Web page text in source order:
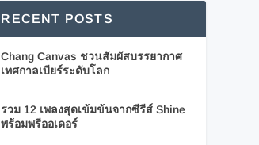
RECENT POSTS
Chang Canvas ชวนสัมผัสบรรยากาศ
เทศกาลเบียร์ระดับโลก
รวม 12 เพลงสุดเข้มข้นจากซีรีส์ Shine
พร้อมพรีออเดอร์